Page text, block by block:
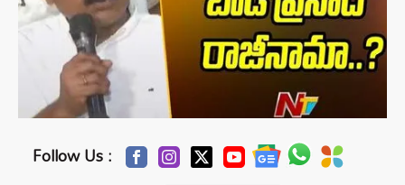
Follow Us :